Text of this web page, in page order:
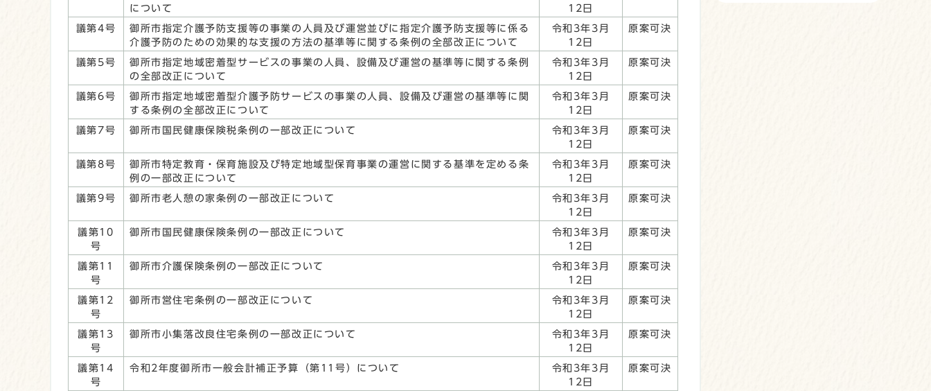
について
12日
議第4号
御所市指定介護予防支援等の事業の人員及び運営並びに指定介護予防支援等に係る
介護予防のための効果的な支援の方法の基準等に関する条例の全部改正について
令和3年3月
12日
原案可決
議第5号
御所市指定地域密着型サービスの事業の人員、設備及び運営の基準等に関する条例
の全部改正について
令和3年3月
12日
原案可決
議第6号
御所市指定地域密着型介護予防サービスの事業の人員、設備及び運営の基準等に関
する条例の全部改正について
令和3年3月
12日
原案可決
議第7号 御所市国民健康保険税条例の一部改正について
令和3年3月
12日
原案可決
議第8号
御所市特定教育・保育施設及び特定地域型保育事業の運営に関する基準を定める条
例の一部改正について
令和3年3月
12日
原案可決
議第9号 御所市老人憩の家条例の一部改正について
令和3年3月
12日
原案可決
議第10
号
御所市国民健康保険条例の一部改正について
令和3年3月
12日
原案可決
議第11
号
御所市介護保険条例の一部改正について
令和3年3月
12日
原案可決
議第12
号
御所市営住宅条例の一部改正について
令和3年3月
12日
原案可決
議第13
号
御所市小集落改良住宅条例の一部改正について
令和3年3月
12日
原案可決
議第14
号
令和2年度御所市一般会計補正予算（第11号）について
令和3年3月
12日
原案可決